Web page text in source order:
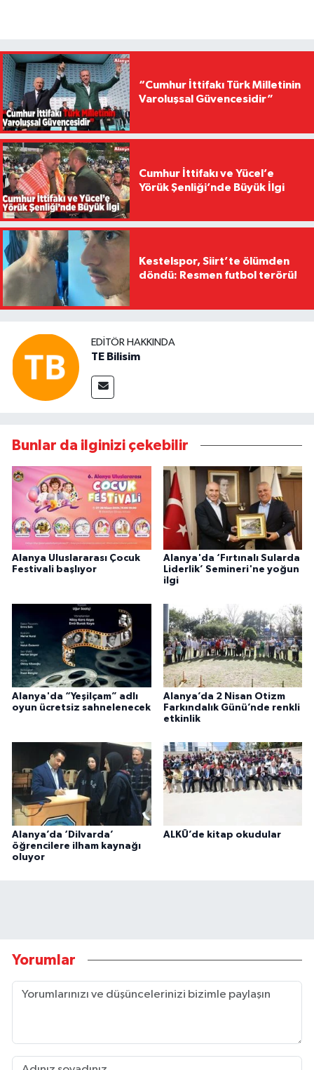
“Cumhur İttifakı Türk Milletinin
Varoluşsal Güvencesidir”
Cumhur İttifakı ve Yücel’e
Yörük Şenliği’nde Büyük İlgi
Kestelspor, Siirt’te ölümden
döndü: Resmen futbol terörü!
EDITÖR HAKKINDA
TE Bilisim
Bunlar da ilginizi çekebilir
Alanya Uluslararası Çocuk
Festivali başlıyor
Alanya'da ‘Fırtınalı Sularda
Liderlik’ Semineri'ne yoğun
ilgi
Alanya'da “Yeşilçam” adlı
oyun ücretsiz sahnelenecek
Alanya’da 2 Nisan Otizm
Farkındalık Günü’nde renkli
etkinlik
Alanya’da ‘Dilvarda’
öğrencilere ilham kaynağı
oluyor
ALKÜ’de kitap okudular
Yorumlar